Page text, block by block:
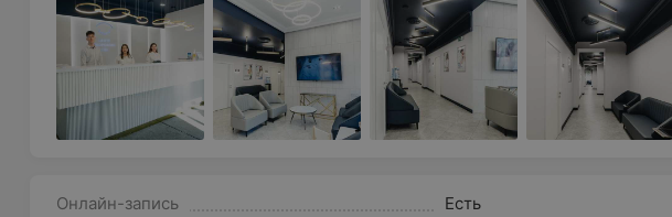
Онлайн-запись
Есть